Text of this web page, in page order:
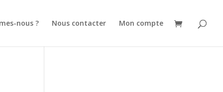
nous ? Nous contacter Mon compte